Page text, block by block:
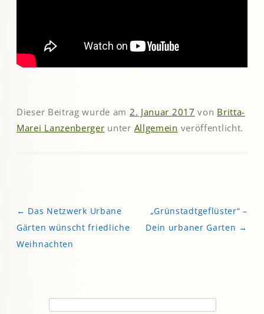
Dieser Beitrag wurde am 2. Januar 2017 von Britta-
Marei Lanzenberger unter Allgemein veröffentlicht.
Beitragsnavigation
← Das Netzwerk Urbane
Gärten wünscht friedliche
Weihnachten
„Grünstadtgeflüster“ –
Dein urbaner Garten →